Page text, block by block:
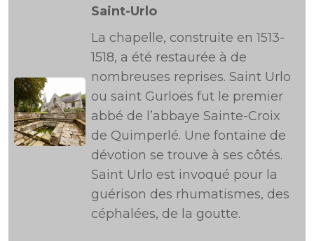
Saint-Urlo
La chapelle, construite en 1513-
1518, a été restaurée à de
nombreuses reprises. Saint Urlo
ou saint Gurloës fut le premier
abbé de l’abbaye Sainte-Croix
de Quimperlé. Une fontaine de
dévotion se trouve à ses côtés.
Saint Urlo est invoqué pour la
guérison des rhumatismes, des
céphalées, de la goutte.